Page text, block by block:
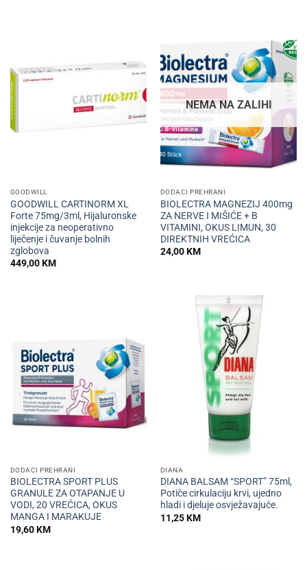
GOODWILL
GOODWILL CARTINORM XL
Forte 75mg/3ml, Hijaluronske
injekcije za neoperativno
liječenje i čuvanje bolnih
zglobova
449,00KM
NEMA NA ZALIHI
DODACI PREHRANI
BIOLECTRA MAGNEZIJ 400mg
ZA NERVE I MIŠIĆE + B
VITAMINI, OKUS LIMUN, 30
DIREKTNIH VREĆICA
24,00KM
DODACI PREHRANI
BIOLECTRA SPORT PLUS
GRANULE ZA OTAPANJE U
VODI, 20 VREĆICA, OKUS
MANGA I MARAKUJE
19,60KM
DIANA
DIANA BALSAM “SPORT” 75ml,
Potiče cirkulaciju krvi, ujedno
hladi i djeluje osvježavajuće.
11,25KM